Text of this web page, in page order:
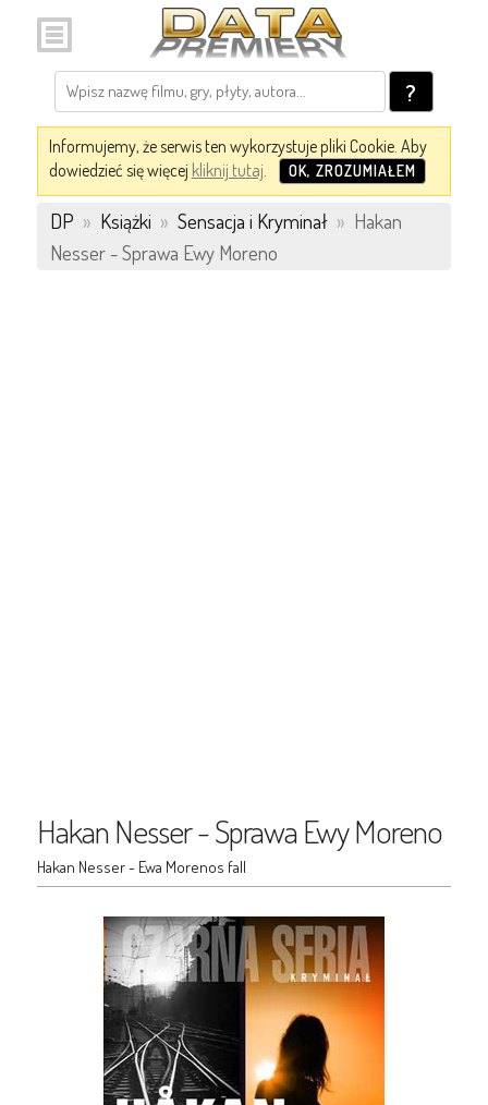
?
Informujemy, że serwis ten wykorzystuje pliki Cookie. Aby
dowiedzieć się więcej kliknij tutaj. OK, ZROZUMIAŁEM
DP » Książki » Sensacja i Kryminał » Hakan
Nesser - Sprawa Ewy Moreno
Hakan Nesser - Sprawa Ewy Moreno
Hakan Nesser - Ewa Morenos fall